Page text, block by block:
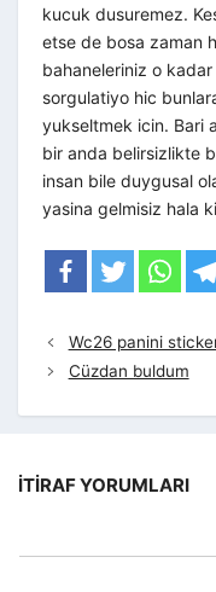
kucuk dusuremez.
etse de bosa zaman
bahaneleriniz o
sorgulatiyo hic
yukseltmek icin. Bari
bir anda belirsizlikte
insan bile duygusal
yasina gelmisiz hala
Wc26 panini
Cüzdan buldum
İTIRAF YORUMLARI